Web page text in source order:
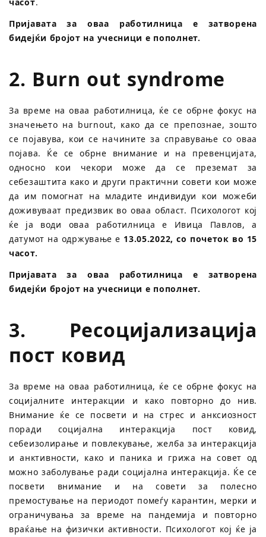
Пријавата за оваа работилница е затворена
бидејќи бројот на учесници е пополнет.
2. Burn out syndrome
За време на оваа работилница, ќе се обрне фокус на
значењето на burnout, како да се препознае, зошто
се појавува, кои се начините за справување со оваа
појава. Ќе се обрне внимание и на превенцијата,
односно кои чекори може да се преземат за
себезаштита како и други практични совети кои може
да им помогнат на младите индивидуи кои можеби
доживуваат предизвик во оваа област. Психологот кој
ќе ја води оваа работилница е Ивица Павлов, а
датумот на одржување е 13.05.2022, со почеток во 15
часот.
Пријавата за оваа работилница е затворена
бидејќи бројот на учесници е пополнет.
3. Ресоцијализација
пост ковид
За време на оваа работилница, ќе се обрне фокус на
социјалните интеракции и како повторно до нив.
Внимание ќе се посвети и на стрес и анксиозност
поради социјална интеракција пост ковид,
себеизолирање и повлекување, желба за интеракција
и анктивности, како и паника и грижа на совет од
можно заболување ради социјална интеракција. Ќе се
посвети внимание и на совети за полесно
премостување на периодот помеѓу карантин, мерки и
ограничувања за време на пандемија и повторно
враќање на физички активности. Психологот кој ќе ја